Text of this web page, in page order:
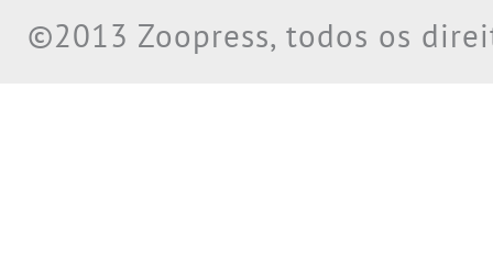
©2013 Zoopress, todos os